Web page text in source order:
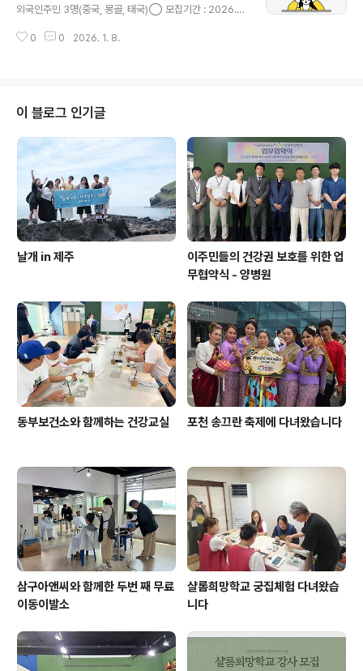
외국인주민 3명(중국, 몽골, 태국)◯ 모집기간 : 2026.1.
026.2.1.~2026.12.31※ 활동 기간은 협의하여 일정 조율
됨)⓵ 한국어능력시험 3급 또는 법무부 사회통합프로그램
3단계 보유자⓶ 외국인주민 관련 기관에서 업무 경력이 2
년 이상인 자⓷ 국내 거주기간 7년 이상으로 남양주시외국
인복지센터에서 한국어 소통 및 통역서비스가 충분히 가능
하다고 인정이 되는 자(국내 활동 이력(경력)과 한국어 ..
0 0 2026. 1. 8.
이 블로그 인기글
날개 in 제주
이주민들의 건강권 보호를 위한 업
무협약식 - 양병원
동부보건소와 함께하는 건강교실 포천 송끄란 축제에 다녀왔습니다
삼구아앤씨와 함께한 두번 째 무료
이동이발소
샬롬희망학교 궁집체험 다녀왔습
니다